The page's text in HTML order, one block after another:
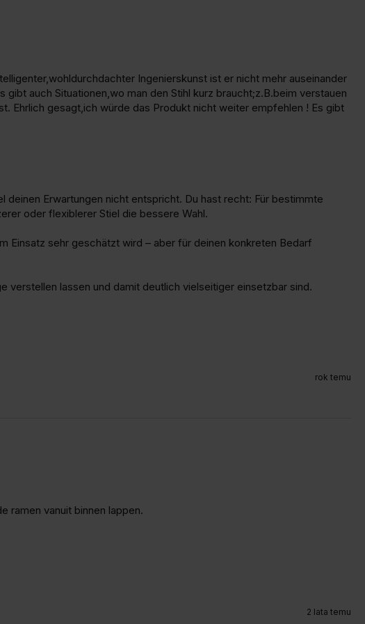
Ingenierskunst ist er nicht mehr auseinander
auch Situationen,wo man den Stihl kurz braucht;z.B.beim verstauen
Ehrlich gesagt,ich würde das Produkt nicht weiter empfehlen ! Es gibt
Erwartungen nicht entspricht. Du hast recht: Für bestimmte
oder flexiblerer Stiel die bessere Wahl.
Einsatz sehr geschätzt wird – aber für deinen konkreten Bedarf
verstellen lassen und damit deutlich vielseitiger einsetzbar sind.
rok temu
ramen vanuit binnen lappen.
2 lata temu